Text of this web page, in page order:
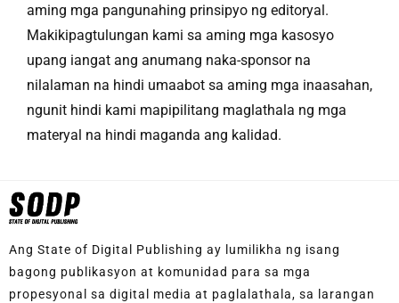
aming mga pangunahing prinsipyo ng editoryal.
Makikipagtulungan kami sa aming mga kasosyo
upang iangat ang anumang naka-sponsor na
nilalaman na hindi umaabot sa aming mga inaasahan,
ngunit hindi kami mapipilitang maglathala ng mga
materyal na hindi maganda ang kalidad.
Ang State of Digital Publishing ay lumilikha ng isang
bagong publikasyon at komunidad para sa mga
propesyonal sa digital media at paglalathala, sa larangan